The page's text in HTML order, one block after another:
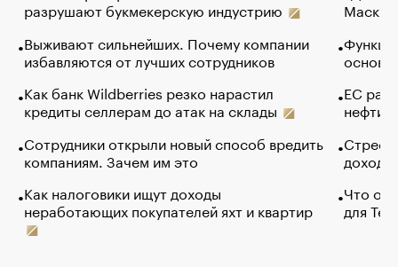
разрушают букмекерскую индустрию
Выживают сильнейших. Почему компании
избавляются от лучших сотрудников
Как банк Wildberries резко нарастил
кредиты селлерам до атак на склады
Сотрудники открыли новый способ вредить
компаниям. Зачем им это
Как налоговики ищут доходы
неработающих покупателей яхт и квартир
Маск в
основ
ЕС
нефти
Что
для